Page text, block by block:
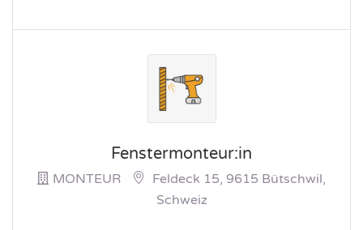
Fenstermonteur:in
MONTEUR
Feldeck 15, 9615 Bütschwil,
Schweiz